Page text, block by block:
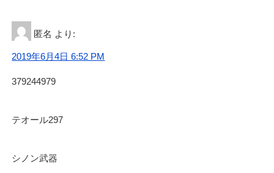
匿名 より:
2019年6月4日 6:52 PM
379244979
テオール297
シノン武器